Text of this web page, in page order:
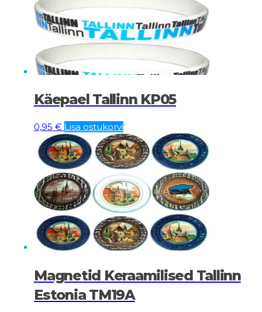
Käepael Tallinn KP05
0,95 € Lisa ostukorvi
Magnetid Keraamilised Tallinn
Estonia TM19A